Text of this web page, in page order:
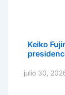
Keiko
julio 30,